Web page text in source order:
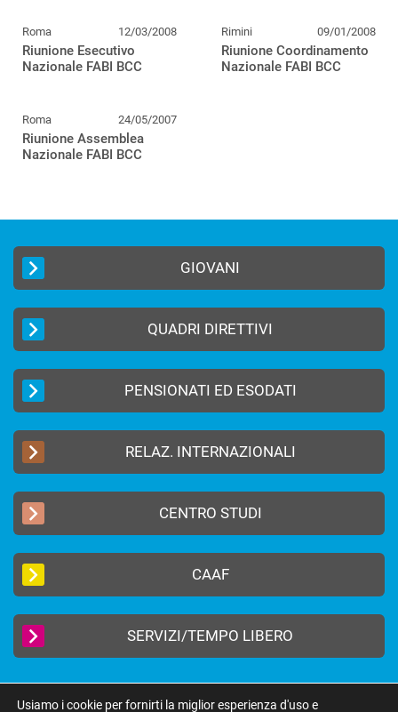
Roma 12/03/2008
Riunione Esecutivo
Nazionale FABI BCC
Rimini 09/01/2008
Riunione Coordinamento
Nazionale FABI BCC
Roma 24/05/2007
Riunione Assemblea
Nazionale FABI BCC
GIOVANI
QUADRI DIRETTIVI
PENSIONATI ED ESODATI
RELAZ. INTERNAZIONALI
CENTRO STUDI
CAAF
SERVIZI/TEMPO LIBERO
Usiamo i cookie per fornirti la miglior esperienza d'uso e